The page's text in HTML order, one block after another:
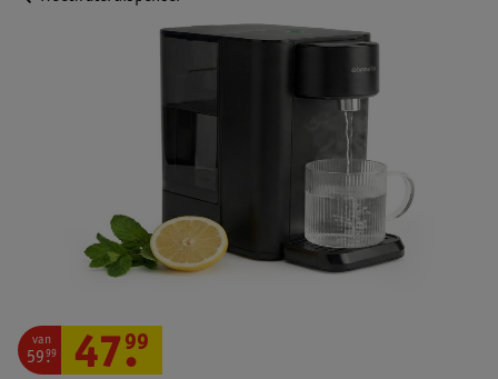
van
59.
99 47.
99